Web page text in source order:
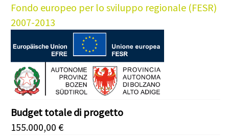
Fondo europeo per lo sviluppo regionale (FESR)
2007-2013
Budget totale di progetto
155.000,00 €